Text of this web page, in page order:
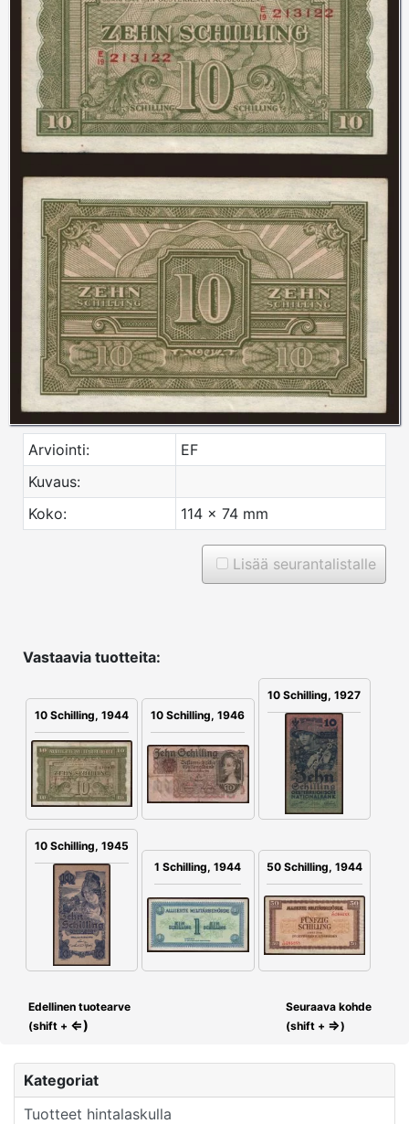
Kategoriat
Tuotteet hintalaskulla
Arviointi:
EF
Kuvaus:
Koko:
114 x 74 mm
Lisää seurantalistalle
Vastaavia tuotteita:
10 Schilling, 1944 10 Schilling, 1946
10 Schilling, 1927
10 Schilling, 1945
1 Schilling, 1944
50 Schilling, 1944
Edellinen tuotearve
(shift + ⇐)
Seuraava kohde
(shift + ⇒)